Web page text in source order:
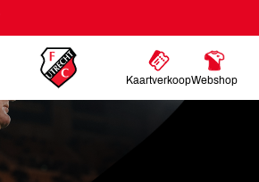
KaartverkoopWebshop